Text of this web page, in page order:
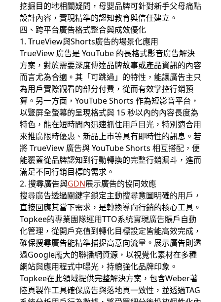
挖掘目的地相關疑問，母嬰品牌可針對新手父母痛點
設計內容，實現精準的認知教育與信任建立。
四、跨平台廣告格式整合與成效優化
1. TrueView與Shorts廣告的場景化應用
TrueView 廣告是 YouTube 的長格式影音廣告解決
方案，對於需要深度傳達品牌故事或產品資訊的內容
而言尤為合適。其「可跳過」的特性，能讓廣告主只
為用戶實際觀看的部分付費，從而有效掌控行銷預
算。另一方面，YouTube Shorts 作為短影音平台，
以豎屏全螢幕的呈現格式與 15 秒以內的內容長度為
特色，能在短時間內迅速抓住用戶目光，特別適合用
來推廣限時優惠、新品上市等具有即時性的訊息。若
將 TrueView 廣告與 YouTube Shorts 相互搭配，便
能覆蓋從品牌認知到行動轉換的完整行銷漏斗，進而
滿足不同行銷目標的需求。
2. 搜尋廣告與GDN展示廣告的協同效應
搜尋廣告透過關鍵字鎖定主動搜尋意圖明確的用戶，
直接回應其當下需求，是轉換導向行銷的核心工具。
Topkee的專業團隊運用TTO系統實現廣告賬戶自動
化管理，從開戶充值到轉化目標設定皆能高效完成，
確保搜尋廣告能精準捕捉高意向流量。展示廣告則透
過Google龐大的聯播網資源，以視覺化素材在多種
網站與應用程式中曝光，持續強化品牌印象。
Topkee在此領域提供完整解決方案，包含Weber著
陸頁製作工具確保廣告與落地頁一致性，並透過TAG